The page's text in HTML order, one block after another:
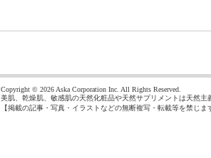
Copyright © 2026 Aska Corporation Inc. All Rights Reserved.
美肌、乾燥肌、敏感肌の天然化粧品や天然サプリメントは天然主
【掲載の記事・写真・イラストなどの無断複写・転載等を禁じま